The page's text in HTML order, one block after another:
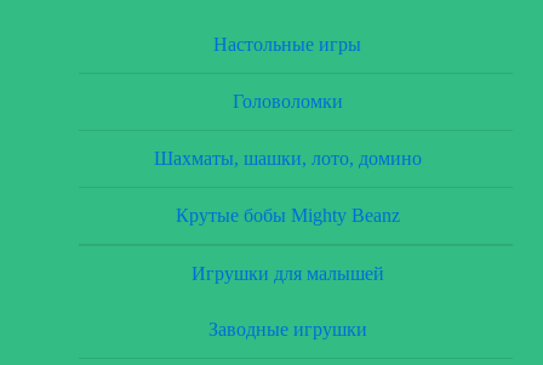
Настольные игры
Головоломки
Шахматы, шашки, лото, домино
Крутые бобы Mighty Beanz
Игрушки для малышей
Заводные игрушки